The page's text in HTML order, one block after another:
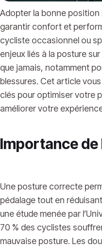
Adopter la bonne position
garantir confort et
cycliste occasionnel ou
enjeux liés à la posture
que jamais, notamment
blessures. Cet article
clés pour optimiser votre
améliorer votre
Importance
Une posture correcte
pédalage tout en
une étude menée par
70 % des cyclistes
mauvaise posture. Les